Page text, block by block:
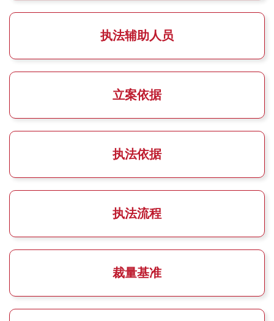
执法辅助人员
立案依据
执法依据
执法流程
裁量基准